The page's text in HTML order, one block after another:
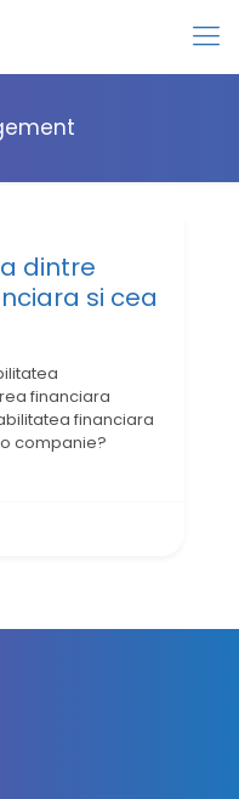
dintre
si cea
financiara
financiara
companie?